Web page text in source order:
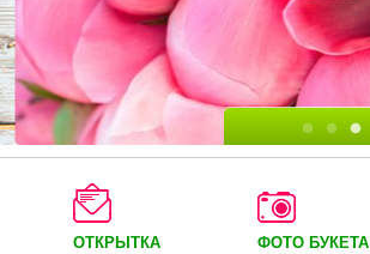
ОТКРЫТКА
ФОТО БУКЕТА